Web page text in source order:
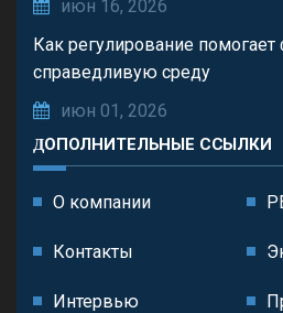
июн 16, 2026
Как регулирование
справедливую среду
июн 01, 2026
ДОПОЛНИТЕЛЬНЫЕ ССЫЛКИ
О компании
Контакты
Интервью